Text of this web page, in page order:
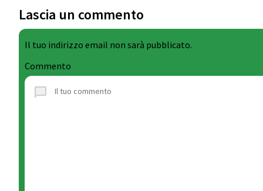
Lascia un commento
Il tuo indirizzo email non sarà pubblicato.
Commento